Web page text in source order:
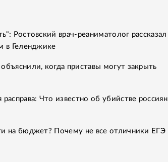
Ростовский врач-реаниматолог рассказал
в Геленджике
когда приставы могут закрыть
Что известно об убийстве россиян
на бюджет? Почему не все отличники ЕГЭ